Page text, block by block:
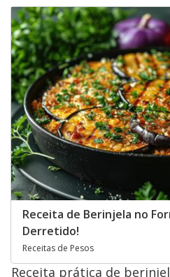
Receita de Berinjela no
Derretido!
Receitas de Pesos
Receita prática de